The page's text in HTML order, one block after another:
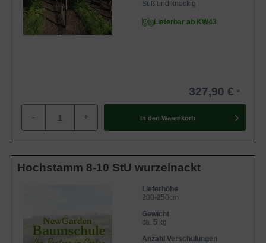
Süß und knackig
Lieferbar ab KW43
327,90 €
- + In den Warenkorb
Hochstamm 8-10 StU wurzelnackt
Lieferhöhe
200-250cm
Gewicht
ca. 5 kg
Anzahl Verschulungen